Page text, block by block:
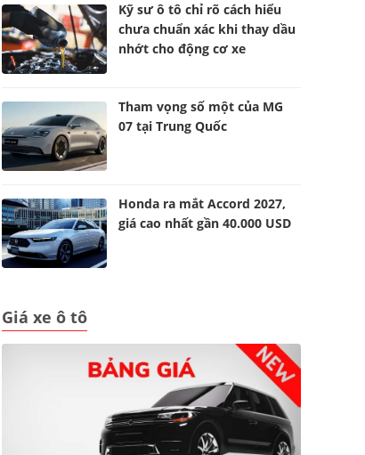
Kỹ sư ô tô chỉ rõ cách hiểu
chưa chuẩn xác khi thay dầu
nhớt cho động cơ xe
Tham vọng số một của MG
07 tại Trung Quốc
Honda ra mắt Accord 2027,
giá cao nhất gần 40.000 USD
Giá xe ô tô